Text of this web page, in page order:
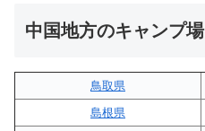
中国地方のキャンプ場
鳥取県
島根県